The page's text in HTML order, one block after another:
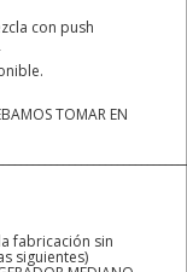
con push
TOMAR EN
fabricación sin
siguientes)